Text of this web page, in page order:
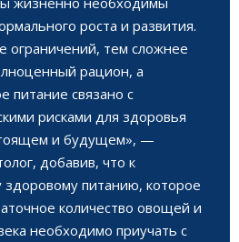
роста и развития.
ограничений, тем сложнее
рацион, а
питание связано с
рисками для здоровья
и будущем», —
добавив, что к
питанию, которое
количество овощей и
необходимо приучать с